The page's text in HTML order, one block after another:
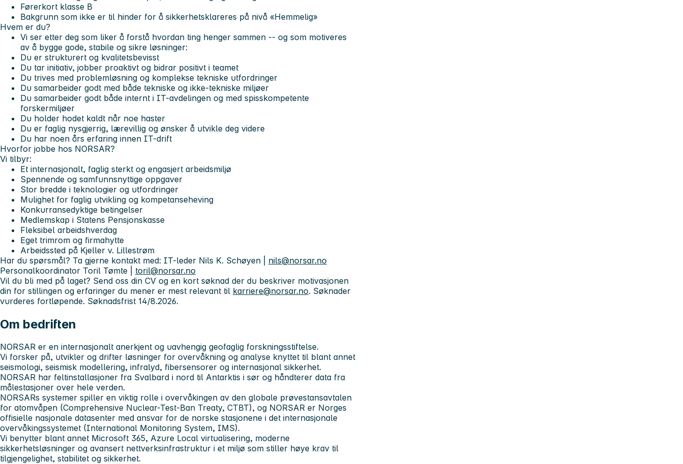
Førerkort klasse B
Bakgrunn som ikke er til hinder for å sikkerhetsklareres på nivå «Hemmelig»
Hvem er du?
Vi ser etter deg som liker å forstå hvordan ting henger sammen -- og som motiveres
av å bygge gode, stabile og sikre løsninger:
Du er strukturert og kvalitetsbevisst
Du tar initiativ, jobber proaktivt og bidrar positivt i teamet
Du trives med problemløsning og komplekse tekniske utfordringer
Du samarbeider godt med både tekniske og ikke-tekniske miljøer
Du samarbeider godt både internt i IT-avdelingen og med spisskompetente
forskermiljøer
Du holder hodet kaldt når noe haster
Du er faglig nysgjerrig, lærevillig og ønsker å utvikle deg videre
Du har noen års erfaring innen IT-drift
Hvorfor jobbe hos NORSAR?
Vi tilbyr:
Et internasjonalt, faglig sterkt og engasjert arbeidsmiljø
Spennende og samfunnsnyttige oppgaver
Stor bredde i teknologier og utfordringer
Mulighet for faglig utvikling og kompetanseheving
Konkurransedyktige betingelser
Medlemskap i Statens Pensjonskasse
Fleksibel arbeidshverdag
Eget trimrom og firmahytte
Arbeidssted på Kjeller v. Lillestrøm
Har du spørsmål? Ta gjerne kontakt med: IT-leder Nils K. Schøyen | nils@norsar.no
Personalkoordinator Toril Tømte | toril@norsar.no
Vil du bli med på laget? Send oss din CV og en kort søknad der du beskriver motivasjonen
din for stillingen og erfaringer du mener er mest relevant til karriere@norsar.no. Søknader
vurderes fortløpende. Søknadsfrist 14/8.2026.
Om bedriften
NORSAR er en internasjonalt anerkjent og uavhengig geofaglig forskningsstiftelse.
Vi forsker på, utvikler og drifter løsninger for overvåkning og analyse knyttet til blant annet
seismologi, seismisk modellering, infralyd, fibersensorer og internasjonal sikkerhet.
NORSAR har feltinstallasjoner fra Svalbard i nord til Antarktis i sør og håndterer data fra
målestasjoner over hele verden.
NORSARs systemer spiller en viktig rolle i overvåkingen av den globale prøvestansavtalen
for atomvåpen (Comprehensive Nuclear-Test-Ban Treaty, CTBT), og NORSAR er Norges
offisielle nasjonale datasenter med ansvar for de norske stasjonene i det internasjonale
overvåkingssystemet (International Monitoring System, IMS).
Vi benytter blant annet Microsoft 365, Azure Local virtualisering, moderne
sikkerhetsløsninger og avansert nettverksinfrastruktur i et miljø som stiller høye krav til
tilgjengelighet, stabilitet og sikkerhet.